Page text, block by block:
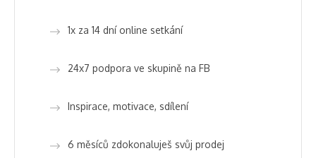
1x za 14 dní online setkání
24x7 podpora ve skupině na FB
Inspirace, motivace, sdílení
6 měsíců zdokonaluješ svůj prodej